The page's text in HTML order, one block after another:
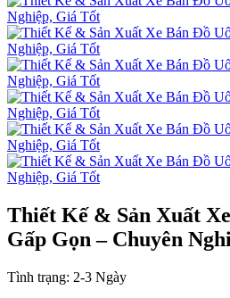
Thiết Kế & Sản Xuất
Gấp Gọn – Chuyên
Tình trạng: 2-3 Ngày